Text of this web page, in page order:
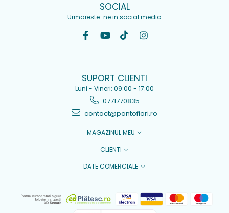
SOCIAL
Urmareste-ne in social media
SUPORT CLIENTI
Luni - Vineri: 09:00 - 17:00
0771770835
contact@pantofiori.ro
MAGAZINUL MEU
CLIENTI
DATE COMERCIALE